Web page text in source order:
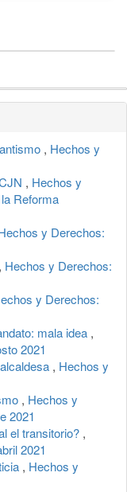
, Hechos y
, Hechos y
Reforma
y Derechos:
, Hechos y Derechos:
y Derechos:
mala idea ,
2021
, Hechos y
, Hechos y
2021
el transitorio? ,
2021
, Hechos y